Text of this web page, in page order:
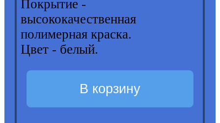
Покрытие -
высококачественная
полимерная краска.
Цвет - белый.
В корзину